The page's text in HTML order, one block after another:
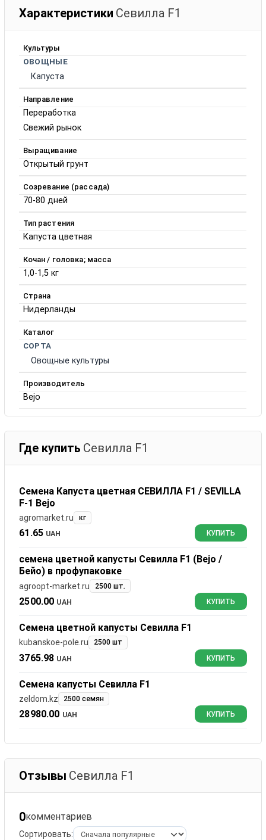
Характеристики Севилла F1
Культуры
ОВОЩНЫЕ
Капуста
Направление
Переработка
Свежий рынок
Выращивание
Открытый грунт
Созревание (рассада)
70-80 дней
Тип растения
Капуста цветная
Кочан / головка; масса
1,0-1,5 кг
Страна
Нидерланды
Каталог
СОРТА
Овощные культуры
Производитель
Bejo
Где купить Севилла F1
Семена Капуста цветная СЕВИЛЛА F1 / SEVILLA
F-1 Bejo
agromarket.ru кг
61.65 UAH КУПИТЬ
семена цветной капусты Севилла F1 (Bejo /
Бейо) в профупаковке
agroopt-market.ru 2500 шт.
2500.00 UAH КУПИТЬ
Семена цветной капусты Севилла F1
kubanskoe-pole.ru 2500 шт
3765.98 UAH КУПИТЬ
Семена капусты Севилла F1
zeldom.kz 2500 семян
28980.00 UAH КУПИТЬ
Отзывы Севилла F1
0комментариев
Сортировать: